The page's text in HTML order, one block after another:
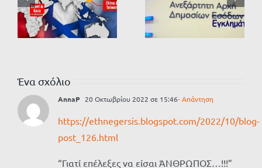
Ένα σχόλιο
AnnaP 20 Οκτωβρίου 2022 σε 15:46- Απάντηση
https://ethnegersis.blogspot.com/2022/10/blog-
post_126.html
“Γιατί επέλεξες να είσαι ΆΝΘΡΩΠΟΣ…!!!”